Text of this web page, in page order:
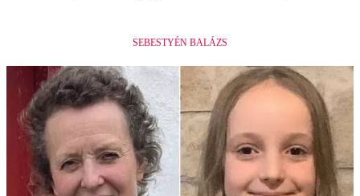
SEBESTYÉN BALÁZS